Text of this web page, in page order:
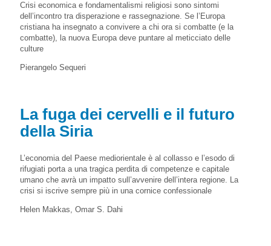
Crisi economica e fondamentalismi religiosi sono sintomi
dell’incontro tra disperazione e rassegnazione. Se l’Europa
cristiana ha insegnato a convivere a chi ora si combatte (e la
combatte), la nuova Europa deve puntare al meticciato delle
culture
Pierangelo Sequeri
La fuga dei cervelli e il futuro
della Siria
L’economia del Paese mediorientale è al collasso e l’esodo di
rifugiati porta a una tragica perdita di competenze e capitale
umano che avrà un impatto sull’avvenire dell’intera regione. La
crisi si iscrive sempre più in una cornice confessionale
Helen Makkas, Omar S. Dahi